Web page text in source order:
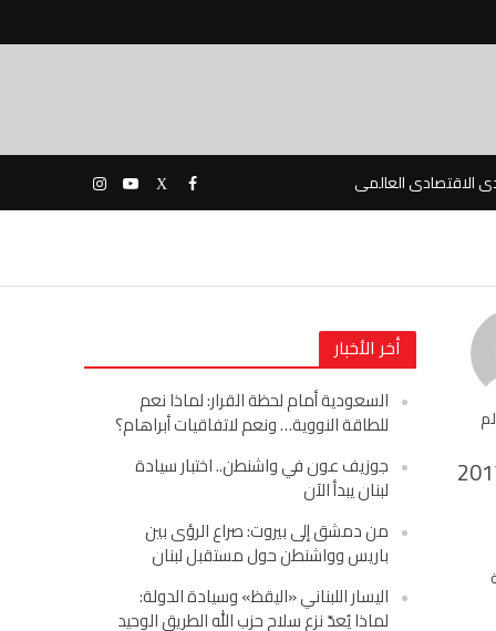
الاقتصادى العالمى
أخر الأخبار
السعودية أمام لحظة القرار: لماذا نعم
للطاقة النووية… ونعم لاتفاقيات أبراهام؟
جوزيف عون في واشنطن.. اختبار سيادة
لبنان يبدأ الآن
من دمشق إلى بيروت: صراع الرؤى بين
باريس وواشنطن حول مستقبل لبنان
اليسار اللبناني «اليقظ» وسيادة الدولة:
لماذا يُعدّ نزع سلاح حزب الله الطريق الوحيد